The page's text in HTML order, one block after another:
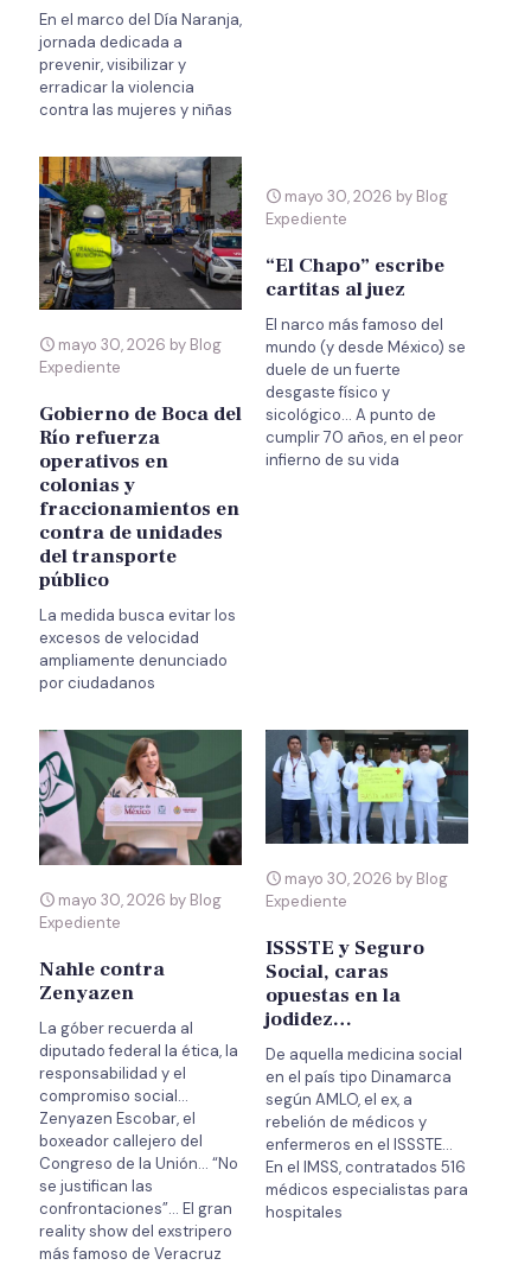
En el marco del Día Naranja,
jornada dedicada a
prevenir, visibilizar y
erradicar la violencia
contra las mujeres y niñas
mayo 30, 2026 by Blog
Expediente
Gobierno de Boca del
Río refuerza
operativos en
colonias y
fraccionamientos en
contra de unidades
del transporte
público
La medida busca evitar los
excesos de velocidad
ampliamente denunciado
por ciudadanos
mayo 30, 2026 by Blog
Expediente
“El Chapo” escribe
cartitas al juez
El narco más famoso del
mundo (y desde México) se
duele de un fuerte
desgaste físico y
sicológico… A punto de
cumplir 70 años, en el peor
infierno de su vida
mayo 30, 2026 by Blog
Expediente
Nahle contra
Zenyazen
La góber recuerda al
diputado federal la ética, la
responsabilidad y el
compromiso social…
Zenyazen Escobar, el
boxeador callejero del
Congreso de la Unión… “No
se justifican las
confrontaciones”… El gran
reality show del exstripero
más famoso de Veracruz
mayo 30, 2026 by Blog
Expediente
ISSSTE y Seguro
Social, caras
opuestas en la
jodidez…
De aquella medicina social
en el país tipo Dinamarca
según AMLO, el ex, a
rebelión de médicos y
enfermeros en el ISSSTE…
En el IMSS, contratados 516
médicos especialistas para
hospitales